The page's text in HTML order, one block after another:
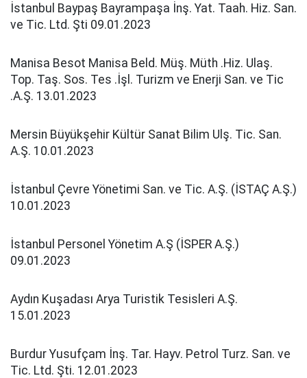
İstanbul Baypaş Bayrampaşa İnş. Yat. Taah. Hiz. San.
ve Tic. Ltd. Şti 09.01.2023
Manisa Besot Manisa Beld. Müş. Müth .Hiz. Ulaş.
Top. Taş. Sos. Tes .İşl. Turizm ve Enerji San. ve Tic
.A.Ş. 13.01.2023
Mersin Büyükşehir Kültür Sanat Bilim Ulş. Tic. San.
A.Ş. 10.01.2023
İstanbul Çevre Yönetimi San. ve Tic. A.Ş. (İSTAÇ A.Ş.)
10.01.2023
İstanbul Personel Yönetim A.Ş (İSPER A.Ş.)
09.01.2023
Aydın Kuşadası Arya Turistik Tesisleri A.Ş.
15.01.2023
Burdur Yusufçam İnş. Tar. Hayv. Petrol Turz. San. ve
Tic. Ltd. Şti. 12.01.2023